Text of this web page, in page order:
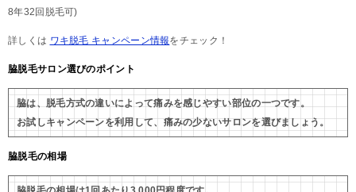
8年32回脱毛可)
詳しくは ワキ脱毛 キャンペーン情報をチェック！
脇脱毛サロン選びのポイント
脇は、脱毛方式の違いによって痛みを感じやすい部位の一つです。
お試しキャンペーンを利用して、痛みの少ないサロンを選びましょう。
脇脱毛の相場